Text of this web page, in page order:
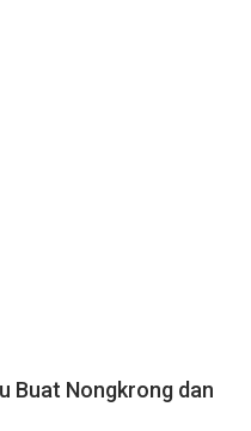
Buat Nongkrong dan